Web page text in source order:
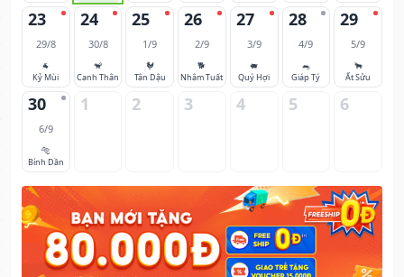
23
29/8
🐐
Kỷ Mùi
24
30/8
🐒
Canh Thân
25
1/9
🐓
Tân Dậu
26
2/9
🐕
Nhâm Tuất
27
3/9
🐖
Quý Hợi
28
4/9
🐀
Giáp Tý
29
5/9
🐂
Ất Sửu
30
6/9
🐅
Bính Dần
1 2 3 4 5 6